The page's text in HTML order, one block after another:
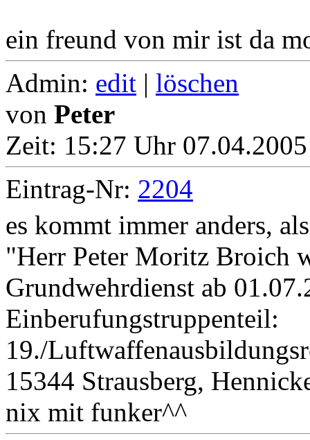
ein freund von mir ist da
Admin: edit | löschen
von Peter
Zeit: 15:27 Uhr
Eintrag-Nr: 2204
es kommt immer anders,
"Herr Peter Moritz Broich
Grundwehrdienst ab
Einberufungstruppenteil:
19./
15344 Strausberg,
nix mit funker^^